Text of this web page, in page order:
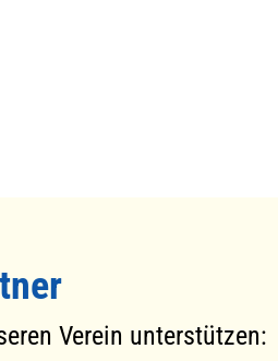
Verein unterstützen: